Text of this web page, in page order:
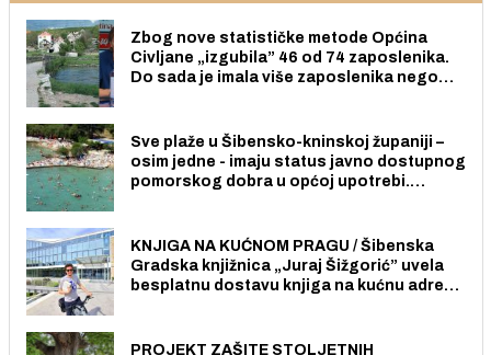
Zbog nove statističke metode Općina
Civljane „izgubila” 46 od 74 zaposlenika.
Do sada je imala više zaposlenika nego
Sve plaže u Šibensko-kninskoj županiji –
osim jedne - imaju status javno dostupnog
pomorskog dobra u općoj upotrebi.
KNJIGA NA KUĆNOM PRAGU / Šibenska
Gradska knjižnica „Juraj Šižgorić” uvela
besplatnu dostavu knjiga na kućnu adresu
PROJEKT ZAŠITE STOLJETNIH